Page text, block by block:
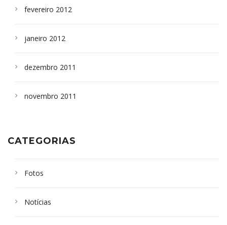
fevereiro 2012
janeiro 2012
dezembro 2011
novembro 2011
CATEGORIAS
Fotos
Notícias